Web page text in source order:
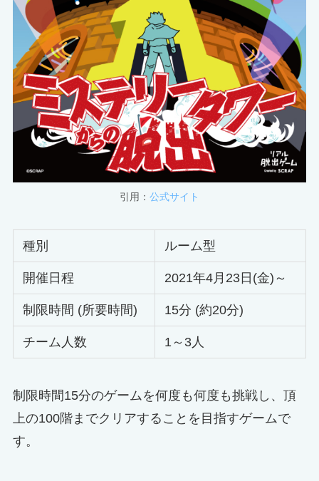
引用： 公式サイト
種別 ルーム型
開催日程 2021年4月23日(金)～
制限時間 (所要時間) 15分 (約20分)
チーム人数 1～3人
制限時間15分のゲームを何度も何度も挑戦し、頂
上の100階までクリアすることを目指すゲームで
す。